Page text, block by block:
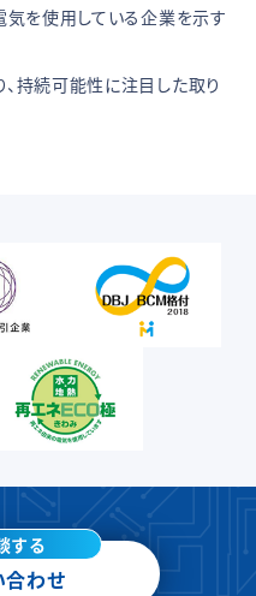
気を使用している企業を示す
持続可能性に注目した取り
する
合わせ